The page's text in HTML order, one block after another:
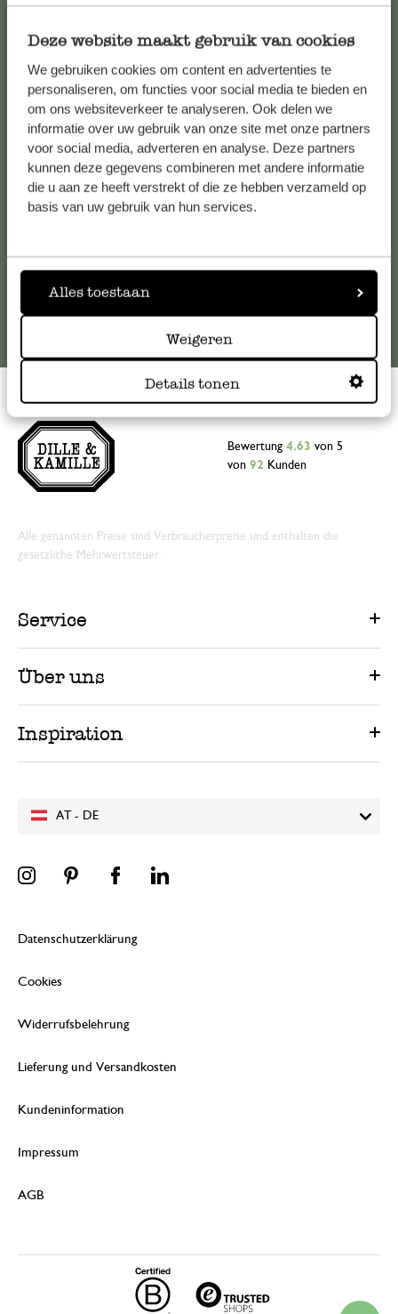
Deze website maakt gebruik van cookies
We gebruiken cookies om content en advertenties te
personaliseren, om functies voor social media te bieden en
om ons websiteverkeer te analyseren. Ook delen we
informatie over uw gebruik van onze site met onze partners
voor social media, adverteren en analyse. Deze partners
kunnen deze gegevens combineren met andere informatie
die u aan ze heeft verstrekt of die ze hebben verzameld op
basis van uw gebruik van hun services.
Alles toestaan
Weigeren
Details tonen
Kundenservice/Hilfe
Falls Sie Fragen haben oder Tipps und Hilfe brauchen, wenden
Sie sich bitte an unseren Kundenservice. Oder lesen Sie hier
die Antworten aufhäufig gestellte Fragen.
Online-Kundenservice
AT - DE
Bewertung 4.63 von 5
von 92 Kunden
Alle genannten Preise sind Verbraucherpreise und enthalten die
gesetzliche Mehrwertsteuer.
Service
Über uns
Inspiration
Datenschutzerklärung
Cookies
Widerrufsbelehrung
Lieferung und Versandkosten
Kundeninformation
Impressum
AGB